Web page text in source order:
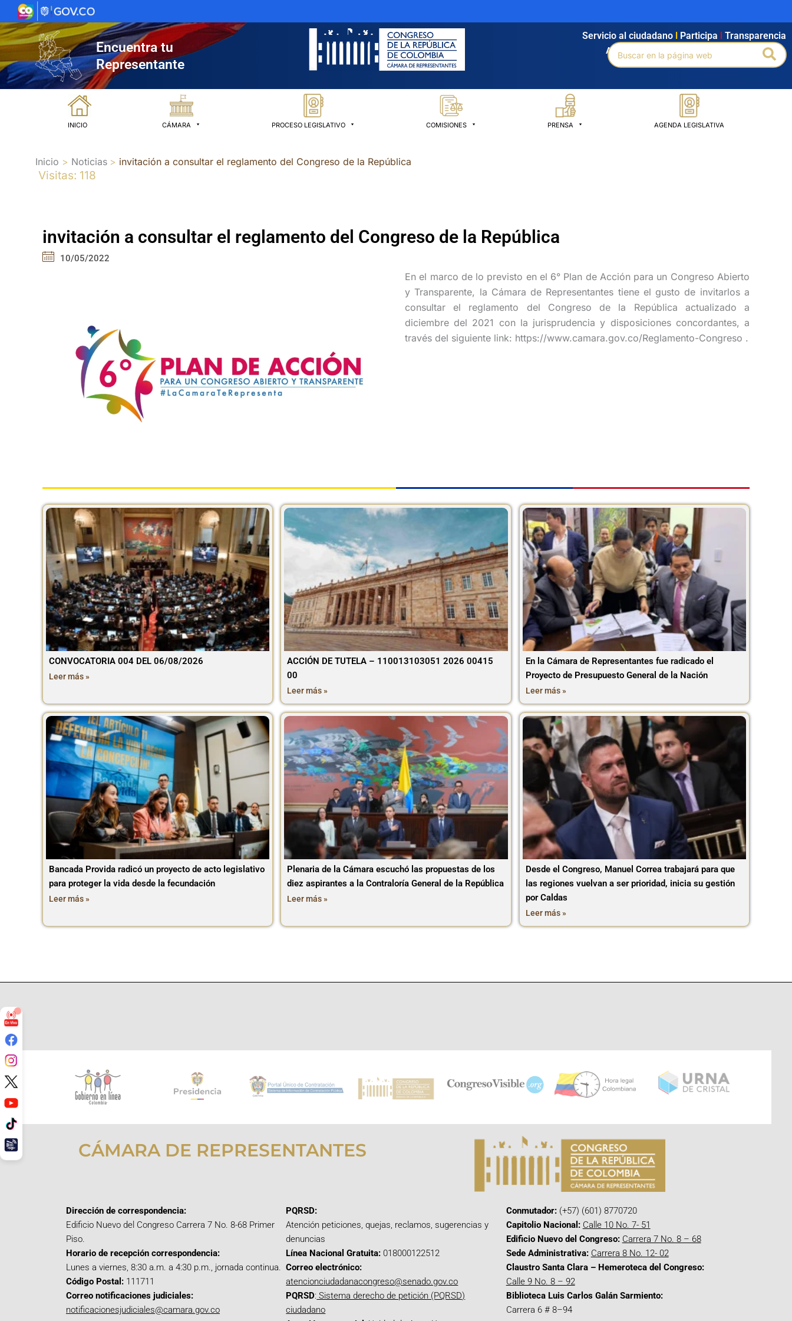
al
contenido
Encuentra tu
Representante
Agendamiento Intranet Búsqueda avanzada
Servicio al ciudadano Participa Transparencia
Buscar
por:
INICIO CÁMARA PROCESO LEGISLATIVO COMISIONES PRENSA AGENDA LEGISLATIVA
Inicio Noticias invitación a consultar el reglamento del Congreso de la República
Visitas: 118
invitación a consultar el reglamento del Congreso de la República
10/05/2022
En el marco de lo previsto en el 6° Plan de Acción para un Congreso Abierto
y Transparente, la Cámara de Representantes tiene el gusto de invitarlos a
consultar el reglamento del Congreso de la República actualizado a
diciembre del 2021 con la jurisprudencia y disposiciones concordantes, a
través del siguiente link: https://www.camara.gov.co/Reglamento-Congreso .
CONVOCATORIA 004 DEL 06/08/2026
Leer más »
ACCIÓN DE TUTELA – 110013103051 2026 00415
00
Leer más »
En la Cámara de Representantes fue radicado el
Proyecto de Presupuesto General de la Nación
Leer más »
Bancada Provida radicó un proyecto de acto legislativo
para proteger la vida desde la fecundación
Leer más »
Plenaria de la Cámara escuchó las propuestas de los
diez aspirantes a la Contraloría General de la República
Leer más »
Desde el Congreso, Manuel Correa trabajará para que
las regiones vuelvan a ser prioridad, inicia su gestión
por Caldas
Leer más »
CÁMARA DE REPRESENTANTES
Dirección de correspondencia:
Edificio Nuevo del Congreso Carrera 7 No. 8-68 Primer
Piso.
Horario de recepción correspondencia:
Lunes a viernes, 8:30 a.m. a 4:30 p.m., jornada continua.
Código Postal: 111711
Correo notificaciones judiciales:
notificacionesjudiciales@camara.gov.co
PQRSD:
Atención peticiones, quejas, reclamos, sugerencias y
denuncias
Línea Nacional Gratuita: 018000122512
Correo electrónico:
atencionciudadanacongreso@senado.gov.co
PQRSD: Sistema derecho de petición (PQRSD)
ciudadano
Conmutador:(+57) (601) 8770720
Capitolio Nacional: Calle 10 No. 7- 51
Edificio Nuevo del Congreso: Carrera 7 No. 8 – 68
Sede Administrativa: Carrera 8 No. 12- 02
Claustro Santa Clara – Hemeroteca del Congreso:
Calle 9 No. 8 – 92
Biblioteca Luis Carlos Galán Sarmiento:
Carrera 6 # 8–94